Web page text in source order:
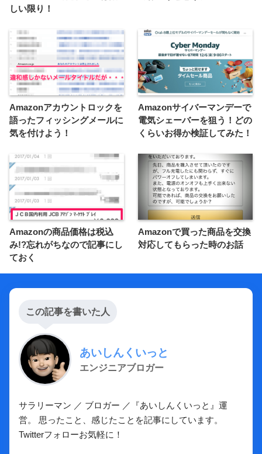
しい限り！
Amazonアカウントロックを
語ったフィッシングメールに
気を付けよう！
Amazonサイバーマンデーで
電気シェーバーを狙う！どの
くらいお得か検証してみた！
Amazonの商品価格は税込
み!?忘れがちなので記事にし
ておく
Amazonで買った商品を交換
対応してもらった時のお話
この記事を書いた人
あいしんくいっと
エンジニアブロガー
サラリーマン ／ ブロガー ／『あいしんくいっと』運
営。 思ったこと、感じたことを記事にしています。
Twitterフォローお気軽に！